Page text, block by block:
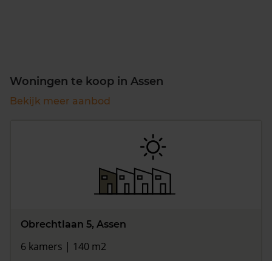
Woningen te koop in Assen
Bekijk meer aanbod
Obrechtlaan 5, Assen
6 kamers | 140 m2